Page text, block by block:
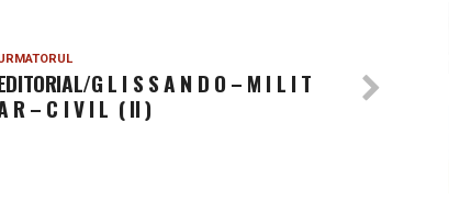
G L I S S A N D O – M I L I T
R – C I V I L ( II )